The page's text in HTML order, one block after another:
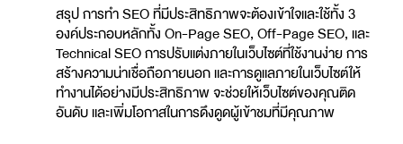
สรุป การทำ SEO ที่มีประสิทธิภาพจะต้องเข้าใจและใช้ทั้ง 3
องค์ประกอบหลักทั้ง On-Page SEO, Off-Page SEO, และ
Technical SEO การปรับแต่งภายในเว็บไซต์ที่ใช้งานง่าย การ
สร้างความน่าเชื่อถือภายนอก และการดูแลภายในเว็บไซต์ให้
ทำงานได้อย่างมีประสิทธิภาพ จะช่วยให้เว็บไซต์ของคุณติด
อันดับ และเพิ่มโอกาสในการดึงดูดผู้เข้าชมที่มีคุณภาพ